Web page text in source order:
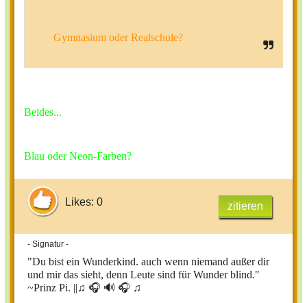
Gymnasium oder Realschule?
Beides...
Blau oder Neon-Farben?
Likes: 0 zitieren
- Signatur -
"Du bist ein Wunderkind. auch wenn niemand außer dir
und mir das sieht, denn Leute sind für Wunder blind."
~Prinz Pi. ||♫ 🎧 🔊 🎧 ♫